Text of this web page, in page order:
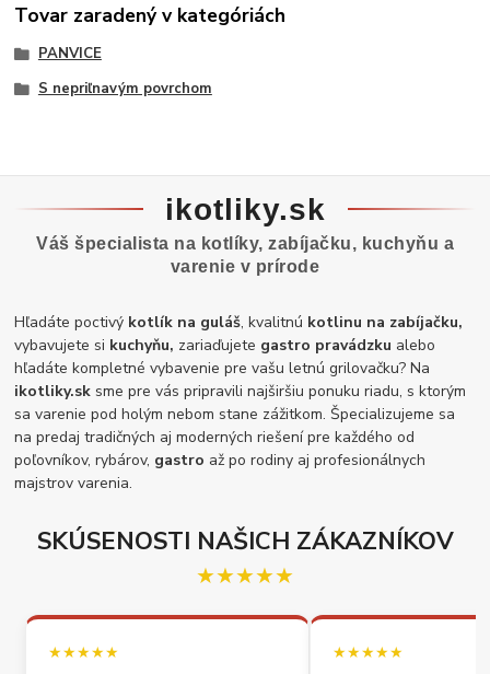
Tovar zaradený v kategóriách
PANVICE
S nepriľnavým povrchom
ikotliky.sk
Váš špecialista na kotlíky, zabíjačku, kuchyňu a
varenie v prírode
Hľadáte poctivý kotlík na guláš, kvalitnú kotlinu na zabíjačku,
vybavujete si kuchyňu, zariaďujete gastro pravádzku alebo
hľadáte kompletné vybavenie pre vašu letnú grilovačku? Na
ikotliky.sk sme pre vás pripravili najširšiu ponuku riadu, s ktorým
sa varenie pod holým nebom stane zážitkom. Špecializujeme sa
na predaj tradičných aj moderných riešení pre každého od
poľovníkov, rybárov, gastro až po rodiny aj profesionálnych
majstrov varenia.
SKÚSENOSTI NAŠICH ZÁKAZNÍKOV
★★★★★
★★★★★ ★★★★★